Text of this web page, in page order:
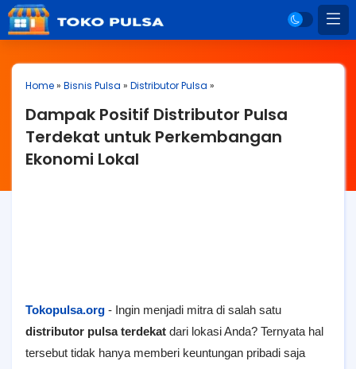
Home» Bisnis Pulsa » Distributor Pulsa »
Dampak Positif Distributor Pulsa
Terdekat untuk Perkembangan
Ekonomi Lokal
Tokopulsa.org - Ingin menjadi mitra di salah satu
distributor pulsa terdekat dari lokasi Anda? Ternyata hal
tersebut tidak hanya memberi keuntungan pribadi saja